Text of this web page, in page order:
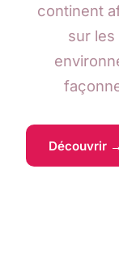
continent
sur
Découvrir →